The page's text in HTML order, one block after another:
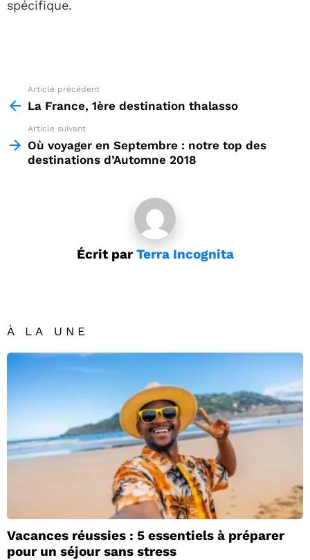
spécifique.
more
Article précédent
La France, 1ère destination thalasso
Article suivant
Où voyager en Septembre : notre top des
destinations d’Automne 2018
Écrit par Terra Incognita
À LA UNE
Vacances réussies : 5 essentiels à préparer
pour un séjour sans stress